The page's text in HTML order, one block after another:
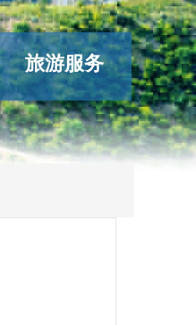
旅游服务